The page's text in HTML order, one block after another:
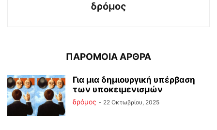
δρόμος
ΠΑΡΟΜΟΙΑ ΑΡΘΡΑ
Για μια δημιουργική υπέρβαση
των υποκειμενισμών
δρόμος - 22 Οκτωβρίου, 2025